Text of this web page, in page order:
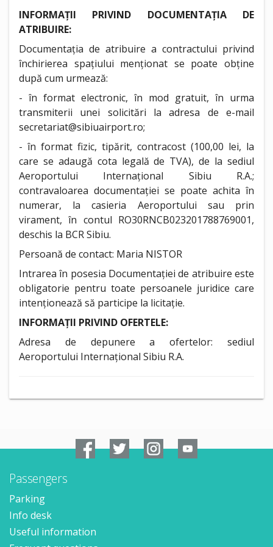
INFORMAȚII PRIVIND DOCUMENTAȚIA DE
ATRIBUIRE:
Documentația de atribuire a contractului privind
închirierea spațiului menționat se poate obține
după cum urmează:
- în format electronic, în mod gratuit, în urma
transmiterii unei solicitări la adresa de e-mail
secretariat@sibiuairport.ro;
- în format fizic, tipărit, contracost (100,00 lei, la
care se adaugă cota legală de TVA), de la sediul
Aeroportului Internațional Sibiu R.A.;
contravaloarea documentației se poate achita în
numerar, la casieria Aeroportului sau prin
virament, în contul RO30RNCB023201788769001,
deschis la BCR Sibiu.
Persoană de contact: Maria NISTOR
Intrarea în posesia Documentației de atribuire este
obligatorie pentru toate persoanele juridice care
intenționează să participe la licitație.
INFORMAȚII PRIVIND OFERTELE:
Adresa de depunere a ofertelor: sediul
Aeroportului Internațional Sibiu R.A.
Passengers
Parking
Info desk
Useful information